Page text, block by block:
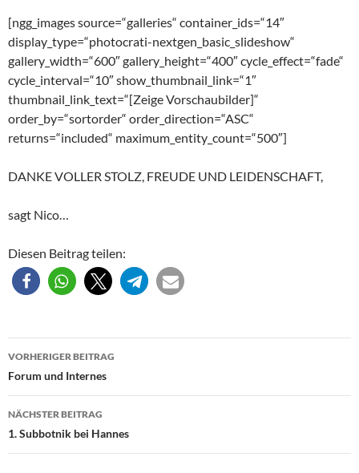
[ngg_images source=“galleries“ container_ids=“14″
display_type=“photocrati-nextgen_basic_slideshow“
gallery_width=“600″ gallery_height=“400″ cycle_effect=“fade“
cycle_interval=“10″ show_thumbnail_link=“1″
thumbnail_link_text=“[Zeige Vorschaubilder]“
order_by=“sortorder“ order_direction=“ASC“
returns=“included“ maximum_entity_count=“500″]
DANKE VOLLER STOLZ, FREUDE UND LEIDENSCHAFT,
sagt Nico…
Diesen Beitrag teilen:
Beitragsnavigation
VORHERIGER BEITRAG
Forum und Internes
NÄCHSTER BEITRAG
1. Subbotnik bei Hannes